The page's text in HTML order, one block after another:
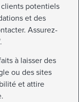
potentiels
et des
Assurez-
à laisser des
ou des sites
et attire